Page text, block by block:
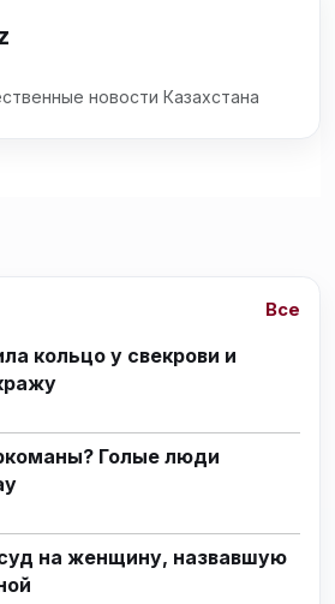
новости Казахстана
Все
кольцо у свекрови и
Голые люди
на женщину, назвавшую